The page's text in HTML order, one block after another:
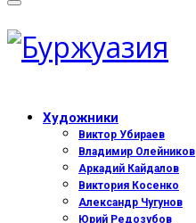
Художники
Виктор Убираев
Владимир Олейников
Аркадий Кайдалов
Виктория Косенко
Александр Чугунов
Юрий Редозубов